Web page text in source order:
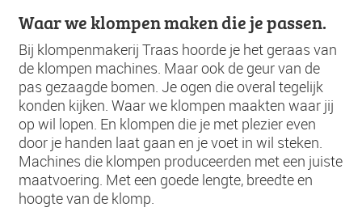
Waar we klompen maken die je passen.
Bij klompenmakerij Traas hoorde je het geraas van
de klompen machines. Maar ook de geur van de
pas gezaagde bomen. Je ogen die overal tegelijk
konden kijken. Waar we klompen maakten waar jij
op wil lopen. En klompen die je met plezier even
door je handen laat gaan en je voet in wil steken.
Machines die klompen produceerden met een juiste
maatvoering. Met een goede lengte, breedte en
hoogte van de klomp.